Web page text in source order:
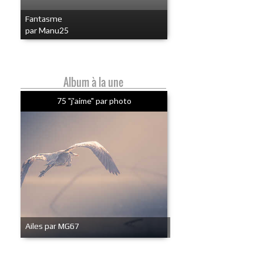
Fantasme
par Manu25
Album à la une
75 "j'aime" par photo
Ailes par MG67